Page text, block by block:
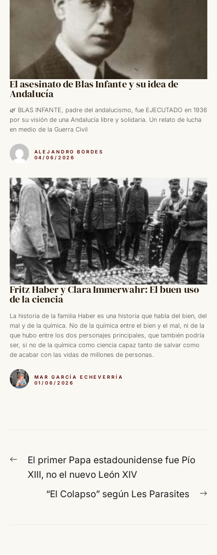
El asesinato de Blas Infante y su idea de
Andalucía
🌿 BLAS INFANTE, padre del andalucismo, fue EJECUTADO en 1936
por su visión de una Andalucía libre y solidaria. Un relato de lucha
en medio de la Guerra Civil
ALEJANDRO BORDES
04/06/2026
Fritz Haber y Clara Immerwahr: El buen uso
de la ciencia
La historia de la familia Haber es una historia que habla del bien, del
mal y de la química. No de la química entre el bien y el mal, ni de la
que hubo entre los dos personajes principales, que también podría
ser, si no de la química como ciencia capaz tanto de salvar como
de acabar con las vidas de millones de personas.
MAR GARCÍA ECHEVERRÍA
01/06/2026
Navegación
entradas
Entrada
anterior:
El primer Papa estadounidense fue Pío
XIII, no el nuevo León XIV
“El Colapso” según Les Parasites